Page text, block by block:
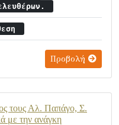
Προβολή
τους Αλ. Παπάγο, Σ.
με την ανάγκη